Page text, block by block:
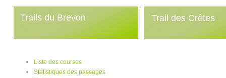
Trails du Brevon Trail des Crêtes
Liste des courses
Statistiques des passages